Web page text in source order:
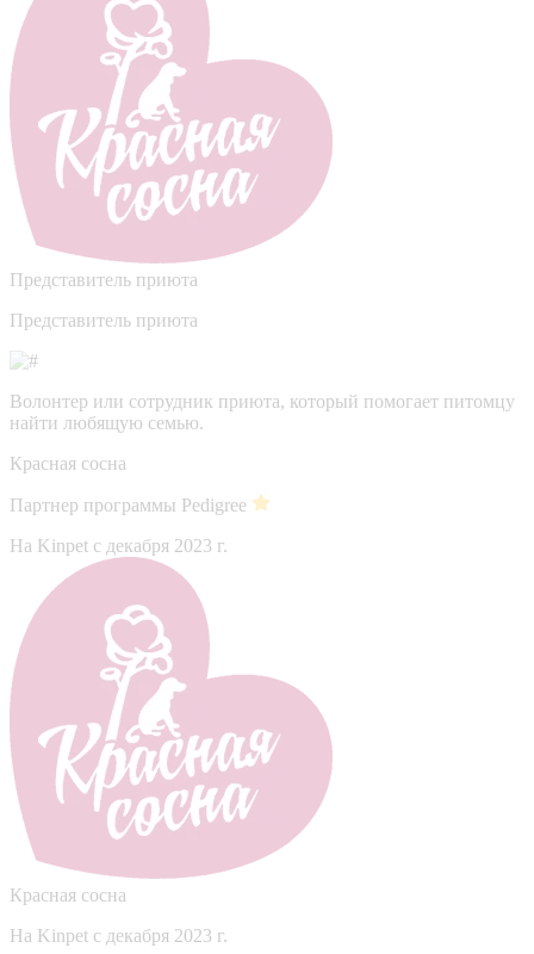
Представитель приюта
Представитель приюта
Волонтер или сотрудник приюта, который помогает питомцу
найти любящую семью.
Красная сосна
Партнер программы Pedigree
На Kinpet c декабря 2023 г.
Красная сосна
На Kinpet c декабря 2023 г.